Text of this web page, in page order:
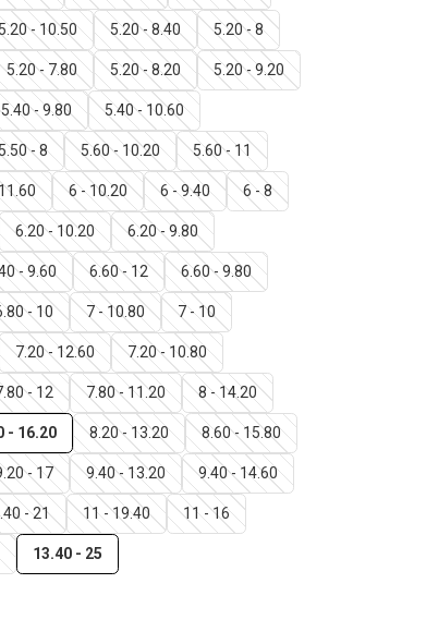
- 10.50 5.20 - 8.40 5.20 - 8
5.20 - 7.80 5.20 - 8.20 5.20 - 9.20
5.40 - 9.80 5.40 - 10.60
- 8 5.60 - 10.20 5.60 - 11
6 - 10.20 6 - 9.40 6 - 8
6.20 - 10.20 6.20 - 9.80
- 9.60 6.60 - 12 6.60 - 9.80
- 10 7 - 10.80 7 - 10
7.20 - 12.60 7.20 - 10.80
- 12 7.80 - 11.20 8 - 14.20
- 16.20 8.20 - 13.20 8.60 - 15.80
- 17 9.40 - 13.20 9.40 - 14.60
- 21 11 - 19.40 11 - 16
13.40 - 25